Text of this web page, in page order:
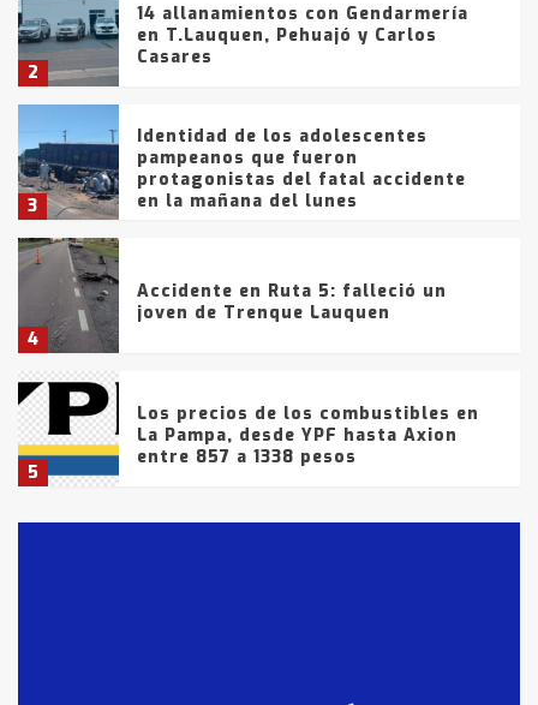
2
14 allanamientos con Gendarmería
en T.Lauquen, Pehuajó y Carlos
Casares
3
Identidad de los adolescentes
pampeanos que fueron
protagonistas del fatal accidente
en la mañana del lunes
4
Accidente en Ruta 5: falleció un
joven de Trenque Lauquen
5
Los precios de los combustibles en
La Pampa, desde YPF hasta Axion
entre 857 a 1338 pesos